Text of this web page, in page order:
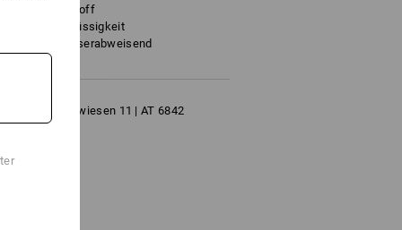
Funktionsstoff
und Flüssigkeit
und wasserabweisend
| Herrschaftswiesen 11 | AT 6842